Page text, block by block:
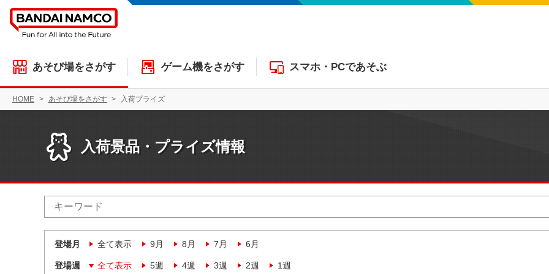
あそび場をさがす ゲーム機をさがす スマホ・PCであそぶ
HOME あそび場をさがす 入荷プライズ
入荷景品・プライズ情報
登場月 全て表示 9月 8月 7月 6月
登場週 全て表示 5週 4週 3週 2週 1週